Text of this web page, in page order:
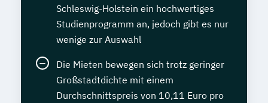
Schleswig-Holstein ein hochwertiges
Studienprogramm an, jedoch gibt es nur
wenige zur Auswahl
Die Mieten bewegen sich trotz geringer
Großstadtdichte mit einem
Durchschnittspreis von 10,11 Euro pro